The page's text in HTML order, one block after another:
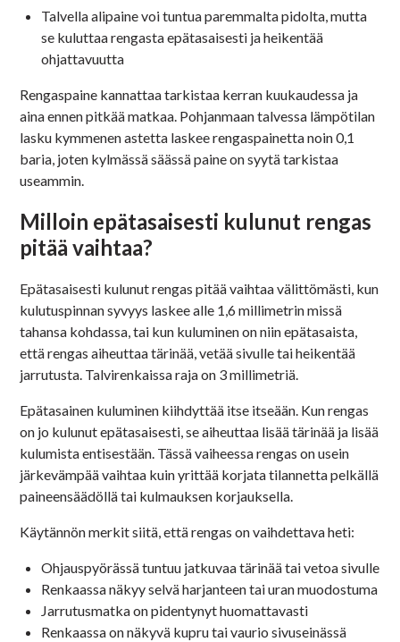
Talvella alipaine voi tuntua paremmalta pidolta, mutta
se kuluttaa rengasta epätasaisesti ja heikentää
ohjattavuutta
Rengaspaine kannattaa tarkistaa kerran kuukaudessa ja
aina ennen pitkää matkaa. Pohjanmaan talvessa lämpötilan
lasku kymmenen astetta laskee rengaspainetta noin 0,1
baria, joten kylmässä säässä paine on syytä tarkistaa
useammin.
Milloin epätasaisesti kulunut rengas
pitää vaihtaa?
Epätasaisesti kulunut rengas pitää vaihtaa välittömästi, kun
kulutuspinnan syvyys laskee alle 1,6 millimetrin missä
tahansa kohdassa, tai kun kuluminen on niin epätasaista,
että rengas aiheuttaa tärinää, vetää sivulle tai heikentää
jarrutusta. Talvirenkaissa raja on 3 millimetriä.
Epätasainen kuluminen kiihdyttää itse itseään. Kun rengas
on jo kulunut epätasaisesti, se aiheuttaa lisää tärinää ja lisää
kulumista entisestään. Tässä vaiheessa rengas on usein
järkevämpää vaihtaa kuin yrittää korjata tilannetta pelkällä
paineensäädöllä tai kulmauksen korjauksella.
Käytännön merkit siitä, että rengas on vaihdettava heti:
Ohjauspyörässä tuntuu jatkuvaa tärinää tai vetoa sivulle
Renkaassa näkyy selvä harjanteen tai uran muodostuma
Jarrutusmatka on pidentynyt huomattavasti
Renkaassa on näkyvä kupru tai vaurio sivuseinässä